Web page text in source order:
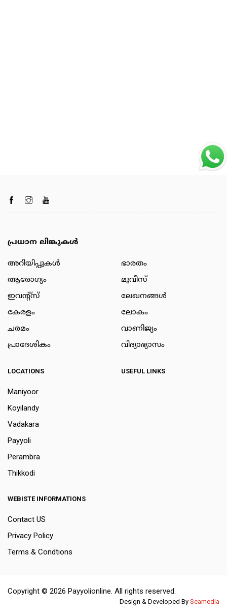
പ്രധാന ലിങ്കുകൾ
അറിയിപ്പുകള്‍
ആരോഗ്യം
ഇവന്റ്സ്
കേരളം
ചരമം
പ്രാദേശികം
ഭാരതം
മൂവീസ്
ലേഖനങ്ങള്‍
ലോകം
വാണിജ്യം
വിദ്യാഭ്യാസം
LOCATIONS
Maniyoor
Koyilandy
Vadakara
Payyoli
Perambra
Thikkodi
USEFUL LINKS
WEBISTE INFORMATIONS
Contact US
Privacy Policy
Terms & Condtions
Copyright © 2026 Payyolionline. All rights reserved.
Design & Developed By Seamedia